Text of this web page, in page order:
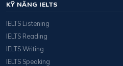
KỸ NĂNG IELTS
IELTS Listening
IELTS Reading
IELTS Writing
IELTS Speaking